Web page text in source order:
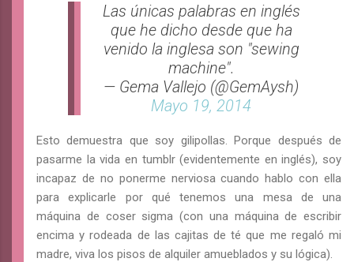
Las únicas palabras en inglés
que he dicho desde que ha
venido la inglesa son "sewing
machine".
— Gema Vallejo (@GemAysh)
Mayo 19, 2014
Esto demuestra que soy gilipollas. Porque después de
pasarme la vida en tumblr (evidentemente en inglés), soy
incapaz de no ponerme nerviosa cuando hablo con ella
para explicarle por qué tenemos una mesa de una
máquina de coser sigma (con una máquina de escribir
encima y rodeada de las cajitas de té que me regaló mi
madre, viva los pisos de alquiler amueblados y su lógica).